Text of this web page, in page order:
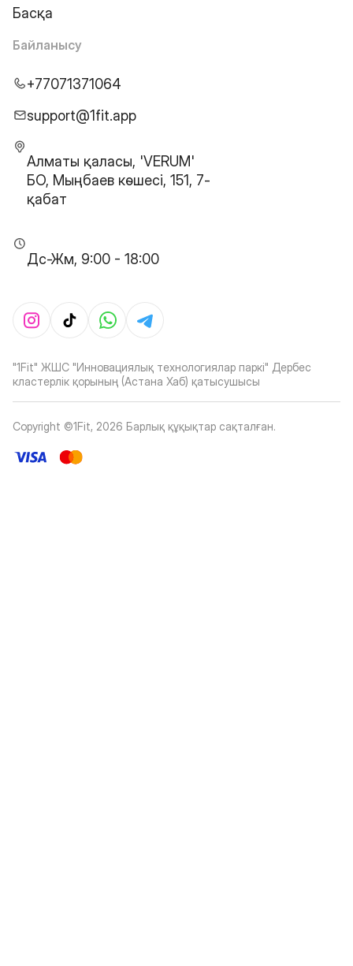
Басқа
Байланысу
+77071371064
support@1fit.app
Алматы қаласы, 'VERUM'
БО, Мыңбаев көшесі, 151, 7-
қабат
Дс-Жм, 9:00 - 18:00
"1Fit" ЖШС "Инновациялық технологиялар паркі" Дербес
кластерлік қорының (Астана Хаб) қатысушысы
Copyright ©1Fit, 2026 Барлық құқықтар сақталған.